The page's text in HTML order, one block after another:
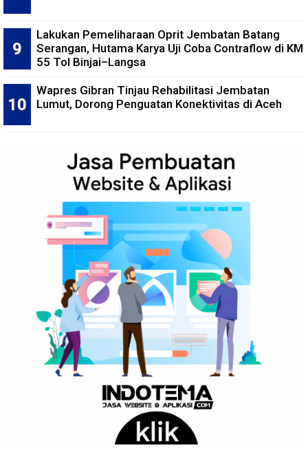
Lakukan Pemeliharaan Oprit Jembatan Batang
Serangan, Hutama Karya Uji Coba Contraflow di KM
55 Tol Binjai–Langsa
Wapres Gibran Tinjau Rehabilitasi Jembatan
Lumut, Dorong Penguatan Konektivitas di Aceh